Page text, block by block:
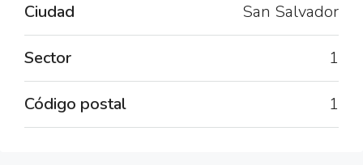
Ciudad San Salvador
Sector 1
Código postal 1